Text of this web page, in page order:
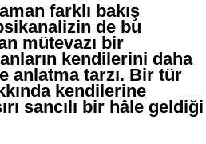
farklı bakış
de bu
mütevazı bir
kendilerini daha
anlatma tarzı. Bir tür
kendilerine
sancılı bir hâle geldiği